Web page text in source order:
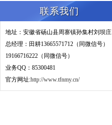
联系我们
地址：安徽省砀山县周寨镇孙集村刘坝庄
总经理：田耕13665571712（同微信号）
19166716222（同微信号）
业务QQ：85300481
官方网址:http://www.tfnmy.cn/